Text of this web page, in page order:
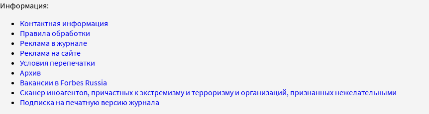
Информация:
Контактная информация
Правила обработки
Реклама в журнале
Реклама на сайте
Условия перепечатки
Архив
Вакансии в Forbes Russia
Сканер иноагентов, причастных к экстремизму и терроризму и организаций, признанных нежелательными
Подписка на печатную версию журнала